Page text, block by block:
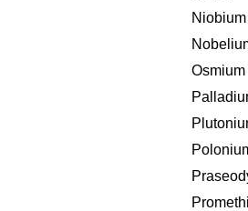
Niobium
Osmium